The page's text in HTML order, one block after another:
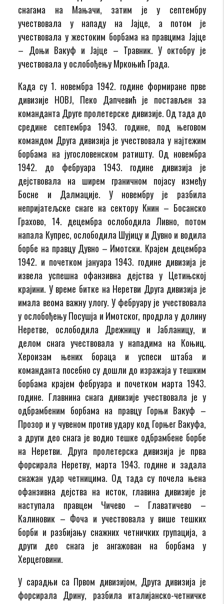
снагама на Мањачи, затим је у септембру
учествовала у нападу на Јајце, а потом је
учествовала у жестоким борбама на правцима Јајце
– Доњи Вакуф и Јајце – Травник. У октобру је
учествовала у ослобођењу Мркоњић Града.
Када су 1. новембра 1942. године формиране прве
дивизије НОВЈ, Пеко Дапчевић је постављен за
команданта Друге пролетерске дивизије. Од тада до
средине септембра 1943. године, под његовом
командом Друга дивизија је учествовала у најтежим
борбама на југословенском ратишту. Од новембра
1942. до фебруара 1943. године дивизија је
дејствовала на ширем граничном појасу између
Босне и Далмације. У новембру је разбила
непријатељске снаге на сектору Книн – Босанско
Грахово, 14. децембра ослободила Ливно, потом
напала Купрес, ослободила Шујицу и Дувно и водила
борбе на правцу Дувно – Имотски. Крајем децембра
1942. и почетком јануара 1943. године дивизија је
извела успешна офанзивна дејства у Цетињској
крајини. У време битке на Неретви Друга дивизија је
имала веома важну улогу. У фебруару је учествовала
у ослобођењу Посушја и Имотског, продрла у долину
Неретве, ослободила Дрежницу и Јабланицу, и
делом снага учествовала у нападима на Коњиц.
Хероизам њених бораца и успеси штаба и
команданта посебно су дошли до изражаја у тешким
борбама крајем фебруара и почетком марта 1943.
године. Главнина снага дивизије учествовала је у
одбрамбеним борбама на правцу Горњи Вакуф –
Прозор и у чувеном против удару код Горњег Вакуфа,
а други део снага је водио тешке одбрамбене борбе
на Неретви. Друга пролетерска дивизија је прва
форсирала Неретву, марта 1943. године и задала
снажан удар четницима. Од тада су почела њена
офанзивна дејства на исток, главина дивизије је
наступала правцем Чичево – Главатичево –
Калиновик – Фоча и учествовала у више тешких
борби и разбијању снажних четничких групација, а
други део снага је ангажован на борбама у
Херцеговини.
У сарадњи са Првом дивизијом, Друга дивизија је
форсирала Дрину, разбила италијанско-четничке